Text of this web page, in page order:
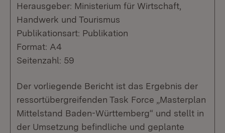
Herausgeber: Ministerium für Wirtschaft,
Handwerk und Tourismus
Publikationsart: Publikation
Format: A4
Seitenzahl: 59
Der vorliegende Bericht ist das Ergebnis der
ressortübergreifenden Task Force „Masterplan
Mittelstand Baden-Württemberg“ und stellt in
der Umsetzung befindliche und geplante